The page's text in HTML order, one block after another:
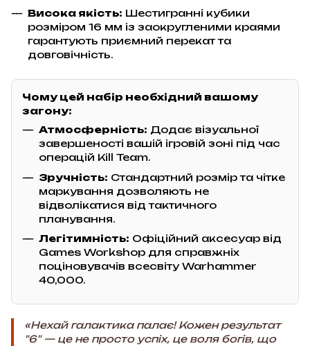
Висока якість: Шестигранні кубики
розміром 16 мм із заокругленими краями
гарантують приємний перекат та
довговічність.
Чому цей набір необхідний вашому
загону:
Атмосферність: Додає візуальної
завершеності вашій ігровій зоні під час
операцій Kill Team.
Зручність: Стандартний розмір та чітке
маркування дозволяють не
відволікатися від тактичного
планування.
Легітимність: Офіційний аксесуар від
Games Workshop для справжніх
поціновувачів всесвіту Warhammer
40,000.
«Нехай галактика палає! Кожен результат
"6" — це не просто успіх, це воля богів, що